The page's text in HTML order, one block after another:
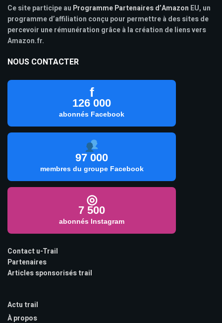
Ce site participe au Programme Partenaires d’Amazon EU, un
programme d’affiliation conçu pour permettre à des sites de
percevoir une rémunération grâce à la création de liens vers
Amazon.fr.
NOUS CONTACTER
f
126 000
abonnés Facebook
97 000
membres du groupe Facebook
◎
7 500
abonnés Instagram
Contact u-Trail
Partenaires
Articles sponsorisés trail
Actu trail
À propos